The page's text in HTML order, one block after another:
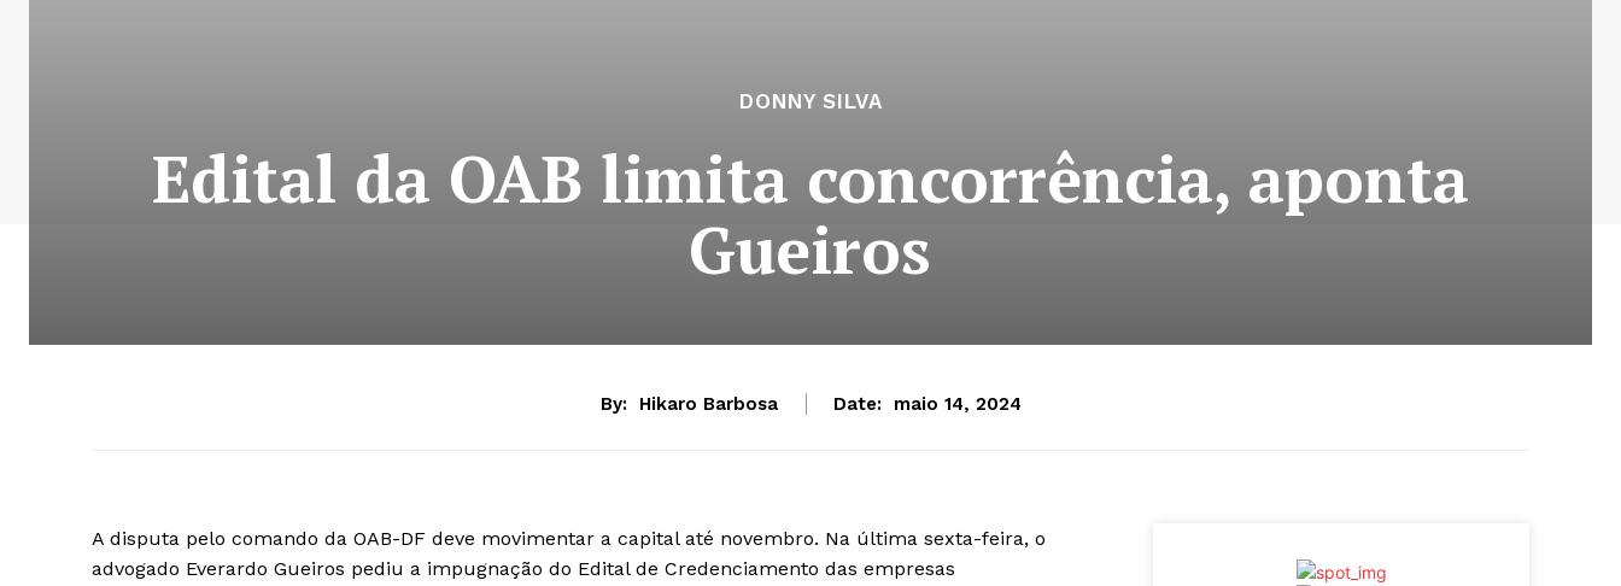
DONNY SILVA
Edital da OAB limita concorrência, aponta
Gueiros
By: Hikaro Barbosa Date: maio 14, 2024
A disputa pelo comando da OAB-DF deve movimentar a capital até novembro. Na última sexta-feira, o
advogado Everardo Gueiros pediu a impugnação do Edital de Credenciamento das empresas